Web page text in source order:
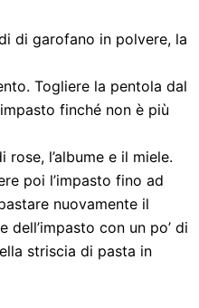
di garofano in polvere, la
Togliere la pentola dal
finché non è più
l’albume e il miele.
poi l’impasto fino ad
nuovamente il
con un po’ di
striscia di pasta in